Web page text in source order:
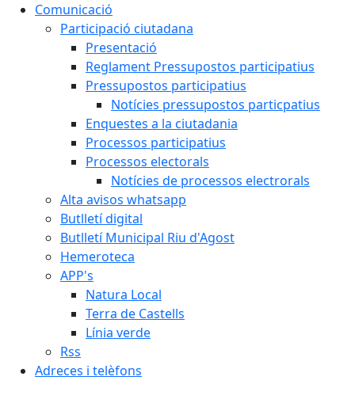
Comunicació
Participació ciutadana
Presentació
Reglament Pressupostos participatius
Pressupostos participatius
Notícies pressupostos particpatius
Enquestes a la ciutadania
Processos participatius
Processos electorals
Notícies de processos electrorals
Alta avisos whatsapp
Butlletí digital
Butlletí Municipal Riu d'Agost
Hemeroteca
APP's
Natura Local
Terra de Castells
Línia verde
Rss
Adreces i telèfons